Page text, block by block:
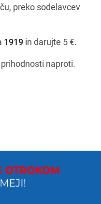
preko sodelavcev
1919 in darujte 5 €.
naproti.